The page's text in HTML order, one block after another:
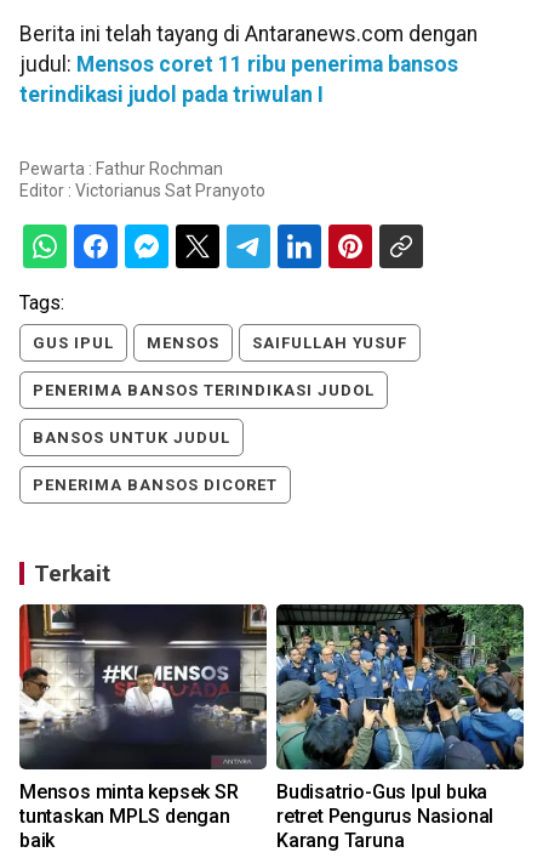
Berita ini telah tayang di Antaranews.com dengan
judul: Mensos coret 11 ribu penerima bansos
terindikasi judol pada triwulan I
Pewarta : Fathur Rochman
Editor : Victorianus Sat Pranyoto
Tags:
GUS IPUL MENSOS SAIFULLAH YUSUF
PENERIMA BANSOS TERINDIKASI JUDOL
BANSOS UNTUK JUDUL
PENERIMA BANSOS DICORET
Terkait
Mensos minta kepsek SR
tuntaskan MPLS dengan
baik
Budisatrio-Gus Ipul buka
retret Pengurus Nasional
Karang Taruna